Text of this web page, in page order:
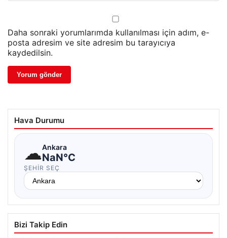
Daha sonraki yorumlarımda kullanılması için adım, e-
posta adresim ve site adresim bu tarayıcıya
kaydedilsin.
Hava Durumu
☁Ankara
NaN°C
ŞEHIR SEÇ
Bizi Takip Edin